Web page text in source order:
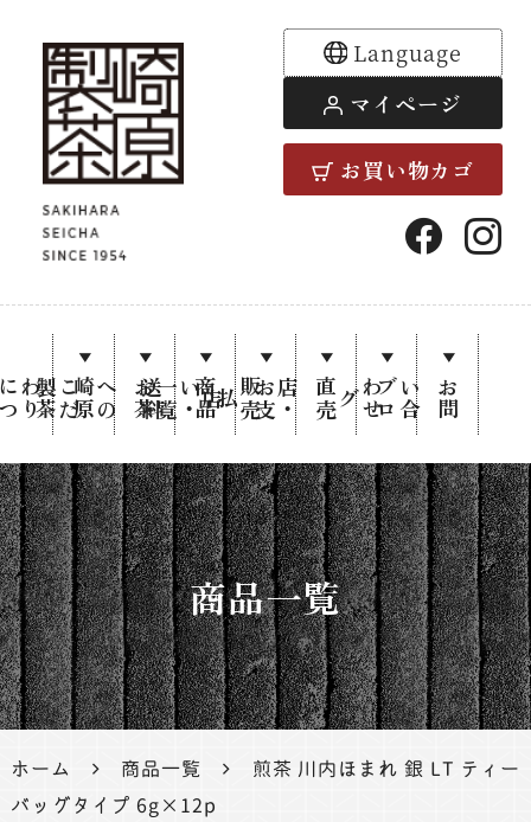
崎原製茶
公式通販
サイト |
茶師謹製
の日本
茶、鹿児
島茶
崎
原
製
茶
に
つ
い お
茶
へ
の
こ
だ
わ
り 商
品
一
覧 お
支
払 い
・
送
料 直
売
店
・
販
売
店 ブ
ロ
グ お
問
い
合
わ
せ
Language
マイページ
お買い物カゴ
商品一覧
ホーム 商品一覧
煎茶 川内ほまれ 銀 LT ティー
バッグタイプ 6g×12p